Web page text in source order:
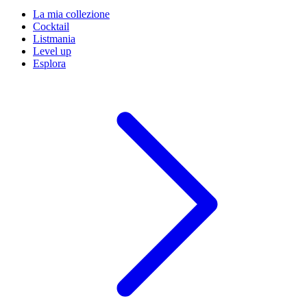
La mia collezione
Cocktail
Listmania
Level up
Esplora